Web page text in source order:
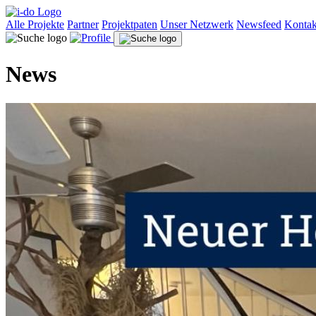
Alle Projekte Partner Projektpaten Unser Netzwerk Newsfeed
News